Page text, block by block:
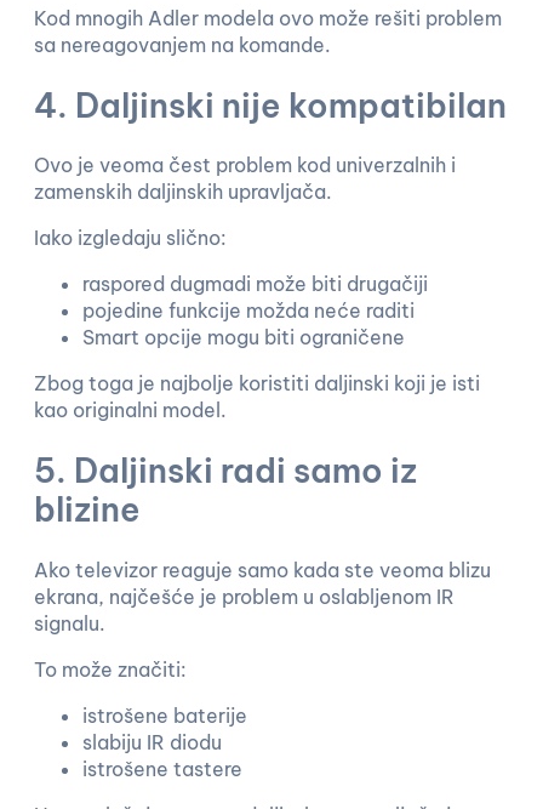
Kod mnogih Adler modela ovo može rešiti problem
sa nereagovanjem na komande.
4. Daljinski nije kompatibilan
Ovo je veoma čest problem kod univerzalnih i
zamenskih daljinskih upravljača.
Iako izgledaju slično:
raspored dugmadi može biti drugačiji
pojedine funkcije možda neće raditi
Smart opcije mogu biti ograničene
Zbog toga je najbolje koristiti daljinski koji je isti
kao originalni model.
5. Daljinski radi samo iz
blizine
Ako televizor reaguje samo kada ste veoma blizu
ekrana, najčešće je problem u oslabljenom IR
signalu.
To može značiti:
istrošene baterije
slabiju IR diodu
istrošene tastere